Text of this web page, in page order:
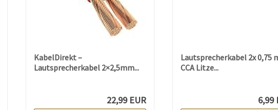
KabelDirekt –
Lautsprecherkabel 2×2,5mm...
22,99 EUR
Lautsprecherkabel 2x 0,75
CCA Litze...
6,99